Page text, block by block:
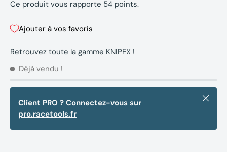
Ce produit vous rapporte 54 points.
Ajouter à vos favoris
Retrouvez toute la gamme KNIPEX !
Déjà vendu !
Client PRO ? Connectez-vous sur
pro.racetools.fr
Fermer